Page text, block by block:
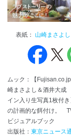
表紙： 山崎まさよし
ムック：【
崎まさよし＆酒井大
イン入り生写真1枚付
の計画的な餌付け。
ビジュアルブック
出版社： 東京ニュース